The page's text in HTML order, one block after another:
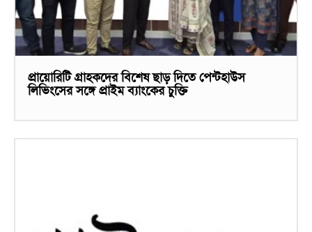
প্রায়োরিটি গ্রাহকদের বিশেষ ছাড় দিতে পেন্টহাউস
লিভিংসের সঙ্গে প্রাইম ব্যাংকের চুক্তি